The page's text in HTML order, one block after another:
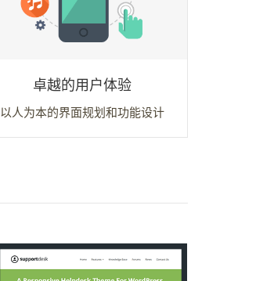
卓越的用户体验
以人为本的界面规划和功能设计